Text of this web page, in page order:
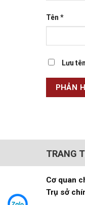
Tên *
Lưu
TRANG
Cơ quan
Trụ sở